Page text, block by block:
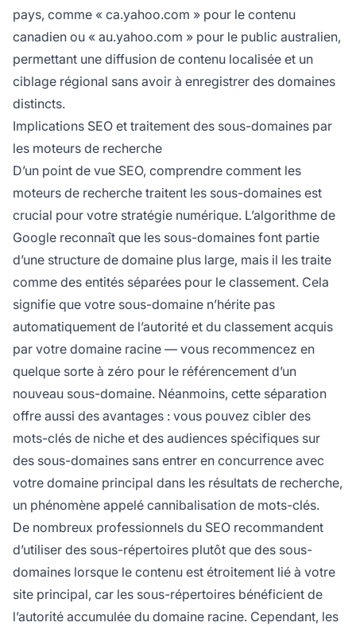
pays, comme « ca.yahoo.com » pour le contenu
canadien ou « au.yahoo.com » pour le public australien,
permettant une diffusion de contenu localisée et un
ciblage régional sans avoir à enregistrer des domaines
distincts.
Implications SEO et traitement des sous-domaines par
les moteurs de recherche
D’un point de vue SEO, comprendre comment les
moteurs de recherche traitent les sous-domaines est
crucial pour votre stratégie numérique. L’algorithme de
Google reconnaît que les sous-domaines font partie
d’une structure de domaine plus large, mais il les traite
comme des entités séparées pour le classement. Cela
signifie que votre sous-domaine n’hérite pas
automatiquement de l’autorité et du classement acquis
par votre domaine racine — vous recommencez en
quelque sorte à zéro pour le référencement d’un
nouveau sous-domaine. Néanmoins, cette séparation
offre aussi des avantages : vous pouvez cibler des
mots-clés de niche et des audiences spécifiques sur
des sous-domaines sans entrer en concurrence avec
votre domaine principal dans les résultats de recherche,
un phénomène appelé cannibalisation de mots-clés.
De nombreux professionnels du SEO recommandent
d’utiliser des sous-répertoires plutôt que des sous-
domaines lorsque le contenu est étroitement lié à votre
site principal, car les sous-répertoires bénéficient de
l’autorité accumulée du domaine racine. Cependant, les